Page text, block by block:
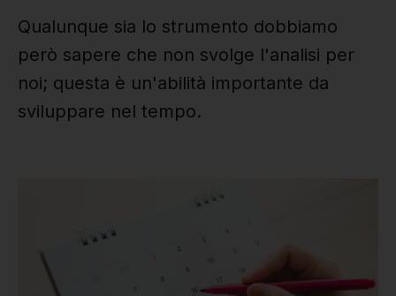
Qualunque sia lo strumento dobbiamo
però sapere che non svolge l'analisi per
noi; questa è un'abilità importante da
sviluppare nel tempo.